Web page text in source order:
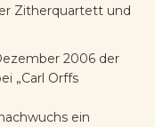
Zitherquartett und
2006 der
„Carl Orffs
ein